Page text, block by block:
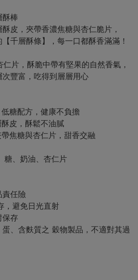
酥棒
皮，夾帶香濃焦糖與杏仁脆片，
千層酥條】，每一口都酥香滿滿！
仁片，酥脆中帶有堅果的自然香氣，
豐富，吃得到層層用心
糖配方，健康不負擔
皮，酥鬆不油膩
焦糖與杏仁片，甜香交融
糖、奶油、杏仁片
責任險
，避免日光直射
保存
蛋、含麩質之 穀物製品，不適對其過